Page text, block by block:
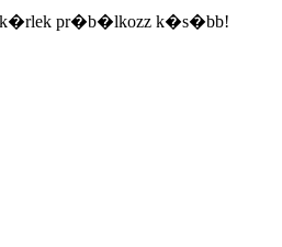
k�rlek pr�b�lkozz k�s�bb!